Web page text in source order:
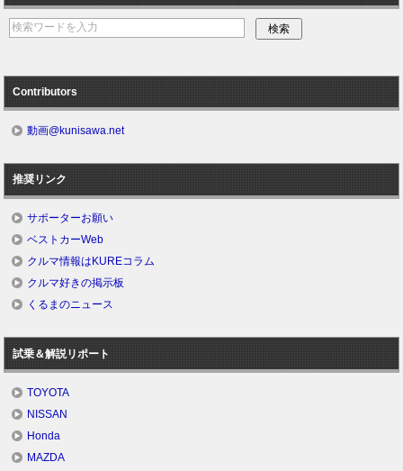
Contributors
動画@kunisawa.net
推奨リンク
サポーターお願い
ベストカーWeb
クルマ情報はKUREコラム
クルマ好きの掲示板
くるまのニュース
試乗＆解説リポート
TOYOTA
NISSAN
Honda
MAZDA